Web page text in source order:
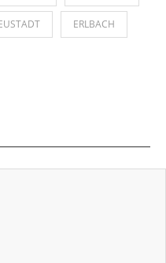
ERLBACH